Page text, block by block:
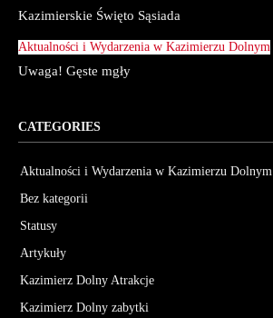
Kazimierskie Święto Sąsiada
Aktualności i Wydarzenia w Kazimierzu Dolnym
Uwaga! Gęste mgły
CATEGORIES
Aktualności i Wydarzenia w Kazimierzu Dolnym
Bez kategorii
Statusy
Artykuły
Kazimierz Dolny Atrakcje
Kazimierz Dolny zabytki